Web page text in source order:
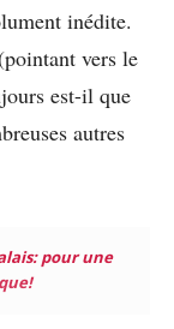
inédite.
vers le
est-il que
autres
pour une